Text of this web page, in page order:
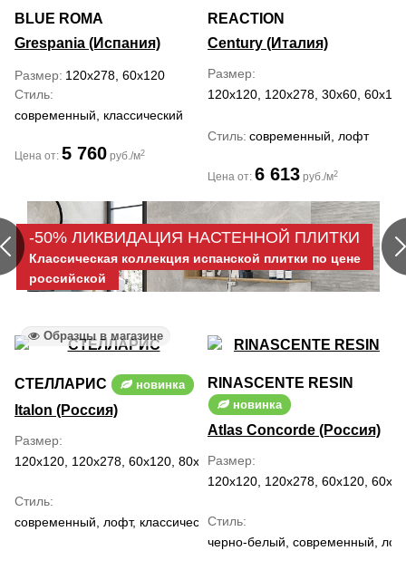
BLUE ROMA
Grespania (Испания)
Размер 120x278, 60x120
Стиль
современный, классический
Цена от: 5 760 руб./м2
REACTION
Century (Италия)
Размер
120x120, 120x278, 30x60,
Стиль современный, лофт
Цена от: 6 613 руб./м2
-50% ЛИКВИДАЦИЯ НАСТЕННОЙ ПЛИТКИ
Классическая коллекция испанской плитки по цене
российской
Образцы в магазине
СТЕЛЛАРИС новинка
Italon (Россия)
Размер
120x120, 120x278, 60x120, 80x160
Стиль
современный, лофт, классический
RINASCENTE RESIN
новинка
Atlas Concorde (Россия)
Размер
120x120, 120x278, 60x120,
Стиль
черно-белый, современный,